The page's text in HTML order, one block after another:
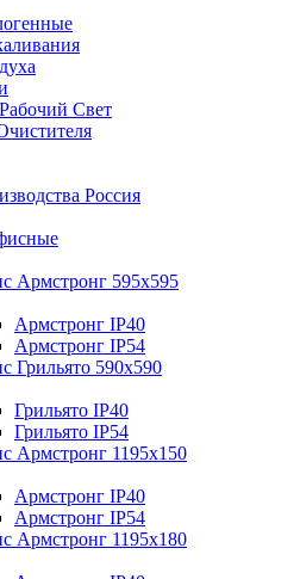
Свет
Россия
Армстронг 595x595
Армстронг IP40
Армстронг IP54
Грильято 590x590
Грильято IP40
Грильято IP54
Армстронг 1195x150
Армстронг IP40
Армстронг IP54
Армстронг 1195x180